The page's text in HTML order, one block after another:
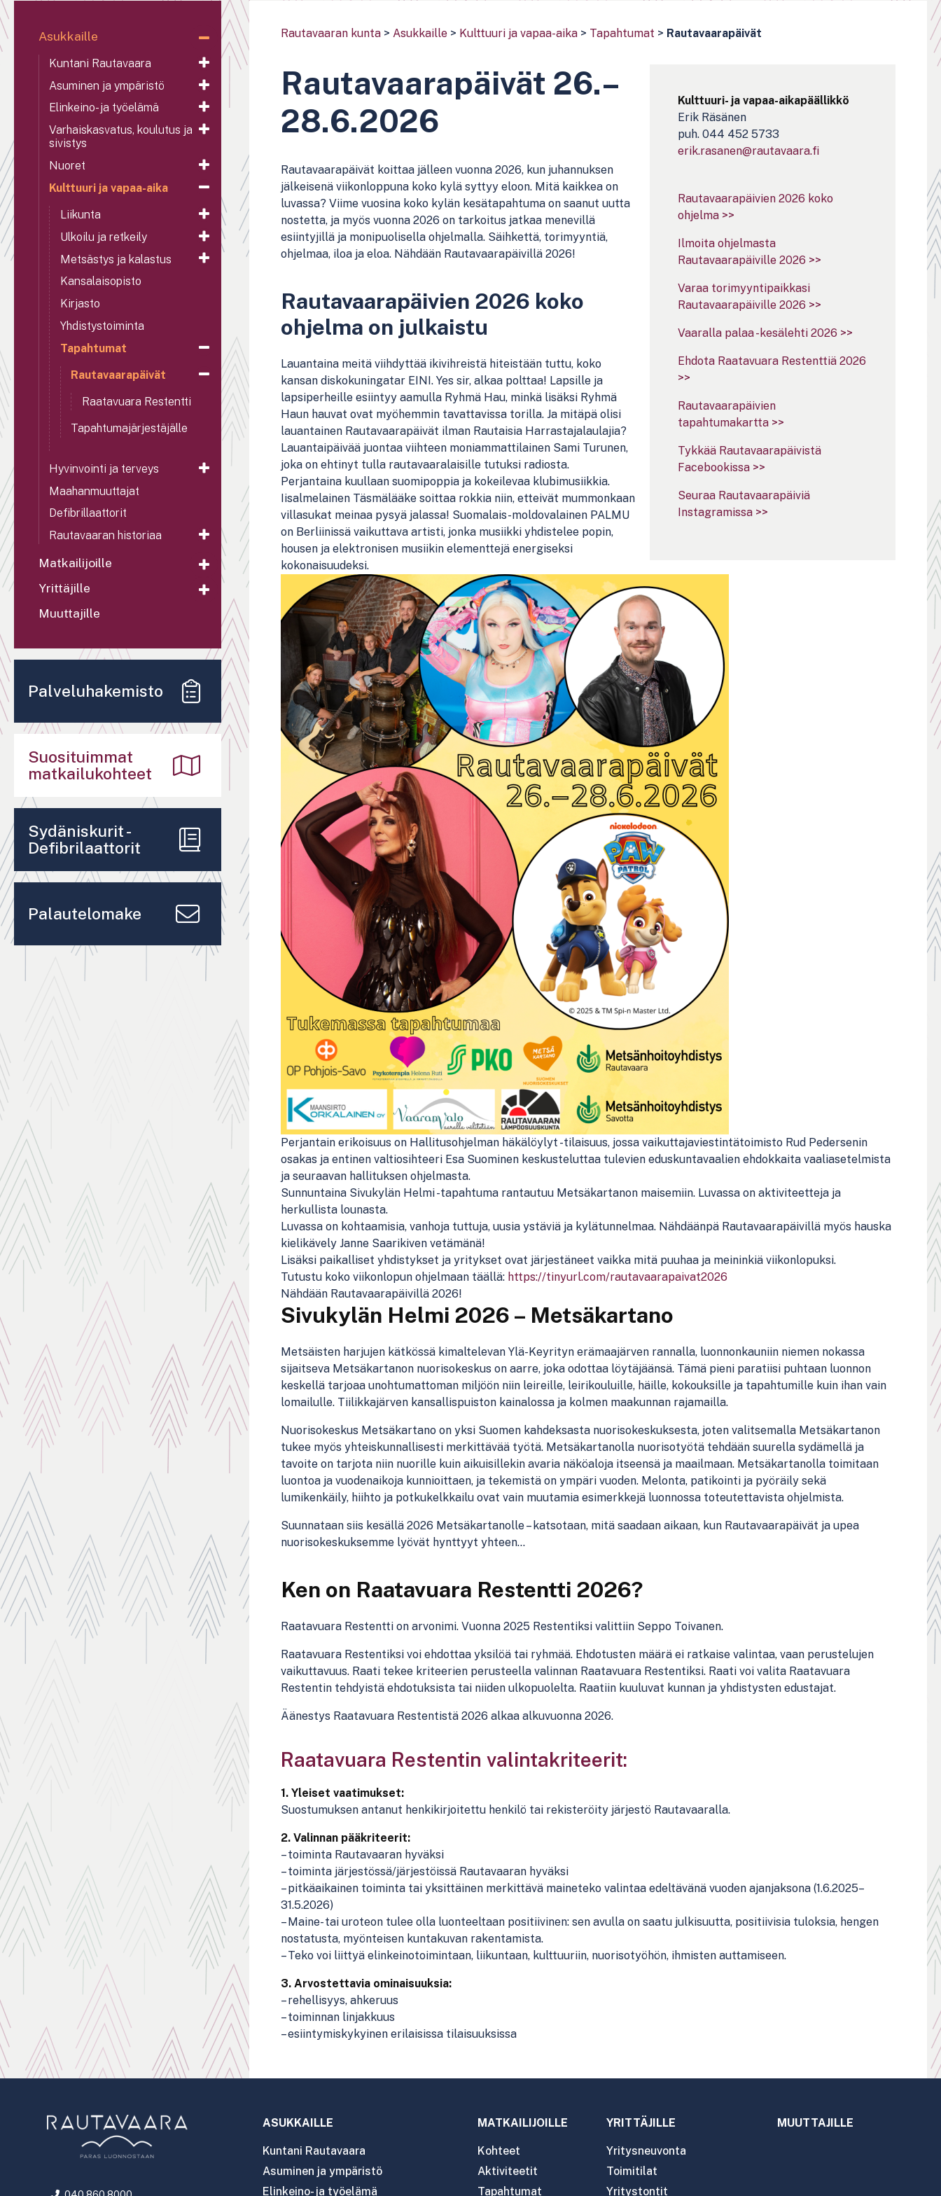
Rautavaaran kunta > Asukkaille > Kulttuuri ja vapaa-aika > Tapahtumat > Rautavaarapäivät
Kulttuuri- ja vapaa-aikapäällikkö
Erik Räsänen
puh. 044 452 5733
erik.rasanen@rautavaara.fi
Rautavaarapäivien 2026 koko
ohjelma >>
Ilmoita ohjelmasta
Rautavaarapäiville 2026 >>
Varaa torimyyntipaikkasi
Rautavaarapäiville 2026 >>
Vaaralla palaa -kesälehti 2026 >>
Ehdota Raatavuara Restenttiä 2026
>>
Rautavaarapäivien
tapahtumakartta >>
Tykkää Rautavaarapäivistä
Facebookissa >>
Seuraa Rautavaarapäiviä
Instagramissa >>
Rautavaarapäivät 26.–
28.6.2026
Rautavaarapäivät koittaa jälleen vuonna 2026, kun juhannuksen
jälkeisenä viikonloppuna koko kylä syttyy eloon. Mitä kaikkea on
luvassa? Viime vuosina koko kylän kesätapahtuma on saanut uutta
nostetta, ja myös vuonna 2026 on tarkoitus jatkaa menevillä
esiintyjillä ja monipuolisella ohjelmalla. Säihkettä, torimyyntiä,
ohjelmaa, iloa ja eloa. Nähdään Rautavaarapäivillä 2026!
Rautavaarapäivien 2026 koko
ohjelma on julkaistu
Lauantaina meitä viihdyttää ikivihreistä hiteistään tuttu, koko
kansan diskokuningatar EINI. Yes sir, alkaa polttaa! Lapsille ja
lapsiperheille esiintyy aamulla Ryhmä Hau, minkä lisäksi Ryhmä
Haun hauvat ovat myöhemmin tavattavissa torilla. Ja mitäpä olisi
lauantainen Rautavaarapäivät ilman Rautaisia Harrastajalaulajia?
Lauantaipäivää juontaa viihteen moniammattilainen Sami Turunen,
joka on ehtinyt tulla rautavaaralaisille tutuksi radiosta.
Perjantaina kuullaan suomipoppia ja kokeilevaa klubimusiikkia.
Iisalmelainen Täsmälääke soittaa rokkia niin, etteivät mummonkaan
villasukat meinaa pysyä jalassa! Suomalais-moldovalainen PALMU
on Berliinissä vaikuttava artisti, jonka musiikki yhdistelee popin,
housen ja elektronisen musiikin elementtejä energiseksi
kokonaisuudeksi.
Perjantain erikoisuus on Hallitusohjelman häkälöylyt -tilaisuus, jossa vaikuttajaviestintätoimisto Rud Pedersenin
osakas ja entinen valtiosihteeri Esa Suominen keskusteluttaa tulevien eduskuntavaalien ehdokkaita vaaliasetelmista
ja seuraavan hallituksen ohjelmasta.
Sunnuntaina Sivukylän Helmi -tapahtuma rantautuu Metsäkartanon maisemiin. Luvassa on aktiviteetteja ja
herkullista lounasta.
Luvassa on kohtaamisia, vanhoja tuttuja, uusia ystäviä ja kylätunnelmaa. Nähdäänpä Rautavaarapäivillä myös hauska
kielikävely Janne Saarikiven vetämänä!
Lisäksi paikalliset yhdistykset ja yritykset ovat järjestäneet vaikka mitä puuhaa ja meininkiä viikonlopuksi.
Tutustu koko viikonlopun ohjelmaan täällä: https://tinyurl.com/rautavaarapaivat2026
Nähdään Rautavaarapäivillä 2026!
Sivukylän Helmi 2026 – Metsäkartano
Metsäisten harjujen kätkössä kimaltelevan Ylä-Keyrityn erämaajärven rannalla, luonnonkauniin niemen nokassa
sijaitseva Metsäkartanon nuorisokeskus on aarre, joka odottaa löytäjäänsä. Tämä pieni paratiisi puhtaan luonnon
keskellä tarjoaa unohtumattoman miljöön niin leireille, leirikouluille, häille, kokouksille ja tapahtumille kuin ihan vain
lomailulle. Tiilikkajärven kansallispuiston kainalossa ja kolmen maakunnan rajamailla.
Nuorisokeskus Metsäkartano on yksi Suomen kahdeksasta nuorisokeskuksesta, joten valitsemalla Metsäkartanon
tukee myös yhteiskunnallisesti merkittävää työtä. Metsäkartanolla nuorisotyötä tehdään suurella sydämellä ja
tavoite on tarjota niin nuorille kuin aikuisillekin avaria näköaloja itseensä ja maailmaan. Metsäkartanolla toimitaan
luontoa ja vuodenaikoja kunnioittaen, ja tekemistä on ympäri vuoden. Melonta, patikointi ja pyöräily sekä
lumikenkäily, hiihto ja potkukelkkailu ovat vain muutamia esimerkkejä luonnossa toteutettavista ohjelmista.
Suunnataan siis kesällä 2026 Metsäkartanolle – katsotaan, mitä saadaan aikaan, kun Rautavaarapäivät ja upea
nuorisokeskuksemme lyövät hynttyyt yhteen…
Ken on Raatavuara Restentti 2026?
Raatavuara Restentti on arvonimi. Vuonna 2025 Restentiksi valittiin Seppo Toivanen.
Raatavuara Restentiksi voi ehdottaa yksilöä tai ryhmää. Ehdotusten määrä ei ratkaise valintaa, vaan perustelujen
vaikuttavuus. Raati tekee kriteerien perusteella valinnan Raatavuara Restentiksi. Raati voi valita Raatavuara
Restentin tehdyistä ehdotuksista tai niiden ulkopuolelta. Raatiin kuuluvat kunnan ja yhdistysten edustajat.
Äänestys Raatavuara Restentistä 2026 alkaa alkuvuonna 2026.
Raatavuara Restentin valintakriteerit:
1. Yleiset vaatimukset:
Suostumuksen antanut henkikirjoitettu henkilö tai rekisteröity järjestö Rautavaaralla.
2. Valinnan pääkriteerit:
– toiminta Rautavaaran hyväksi
– toiminta järjestössä/järjestöissä Rautavaaran hyväksi
– pitkäaikainen toiminta tai yksittäinen merkittävä maineteko valintaa edeltävänä vuoden ajanjaksona (1.6.2025–
31.5.2026)
– Maine- tai uroteon tulee olla luonteeltaan positiivinen: sen avulla on saatu julkisuutta, positiivisia tuloksia, hengen
nostatusta, myönteisen kuntakuvan rakentamista.
– Teko voi liittyä elinkeinotoimintaan, liikuntaan, kulttuuriin, nuorisotyöhön, ihmisten auttamiseen.
3. Arvostettavia ominaisuuksia:
– rehellisyys, ahkeruus
– toiminnan linjakkuus
– esiintymiskykyinen erilaisissa tilaisuuksissa
Asukkaille
Kuntani Rautavaara
Asuminen ja ympäristö
Elinkeino- ja työelämä
Varhaiskasvatus, koulutus ja
sivistys
Nuoret
Kulttuuri ja vapaa-aika
Liikunta
Ulkoilu ja retkeily
Metsästys ja kalastus
Kansalaisopisto
Kirjasto
Yhdistystoiminta
Tapahtumat
Rautavaarapäivät
Raatavuara Restentti
Tapahtumajärjestäjälle
Hyvinvointi ja terveys
Maahanmuuttajat
Defibrillaattorit
Rautavaaran historiaa
Matkailijoille
Yrittäjille
Muuttajille
Palveluhakemisto
Suosituimmat
matkailukohteet
Sydäniskurit -
Defibrilaattorit
Palautelomake
ASUKKAILLE
Kuntani Rautavaara
Asuminen ja ympäristö
Elinkeino- ja työelämä
MATKAILIJOILLE
Kohteet
Aktiviteetit
Tapahtumat
YRITTÄJILLE
Yritysneuvonta
Toimitilat
Yritystontit
MUUTTAJILLE